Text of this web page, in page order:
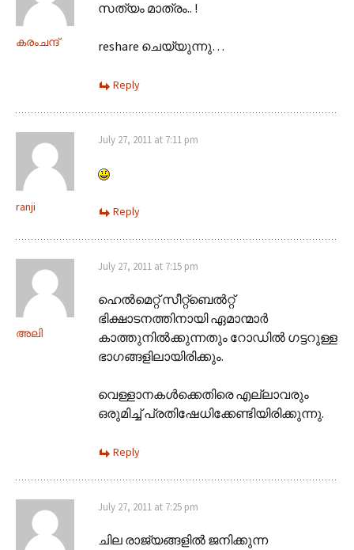
കരംചന്ദ്‌
സത്യം മാത്രം.. !
reshare ചെയ്യുന്നു…
Reply
ranji
July 27, 2011 at 7:11 pm
Reply
അലി
July 27, 2011 at 7:15 pm
ഹെൽമെറ്റ് സീറ്റ്ബെൽറ്റ്
ഭിക്ഷാടനത്തിനായി ഏമാന്മാർ
കാത്തുനിൽക്കുന്നതും റോഡിൽ ഗട്ടറുള്ള
ഭാഗങ്ങളിലായിരിക്കും.
വെള്ളാനകൾക്കെതിരെ എല്ലാവരും
ഒരുമിച്ച് പ്രതിഷേധിക്കേണ്ടിയിരിക്കുന്നു.
Reply
July 27, 2011 at 7:25 pm
ചില രാജ്യങ്ങളില്‍ ജനിക്കുന്ന